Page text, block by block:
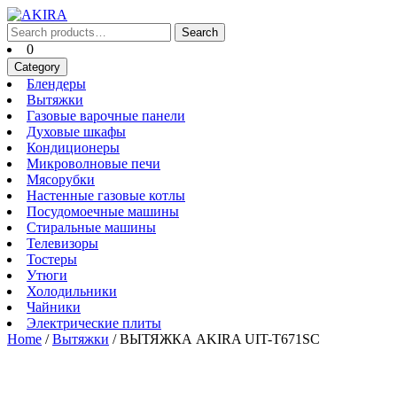
Skip
to
content
Skip
to
content
Search
for:
Search
Cart0
Category
БлендерыБлендеры
Вытяжки
Газовые варочные панели
Духовые шкафыДуховые
КондиционерыКондиционеры
Микроволновые печи
Мясорубки
Настенные газовые котлыНастенные
Посудомоечные машиныПосудомоечные
Стиральные машиныСтиральные
ТелевизорыТелевизоры
ТостерыТостеры
Утюги
Холодильники
Чайники
Электрические плитыЭлектрические
плиты
Home /Вытяжки / ВЫТЯЖКА AKIRA UIT-T671SC